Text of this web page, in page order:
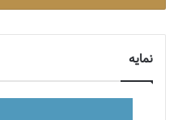
نمایه